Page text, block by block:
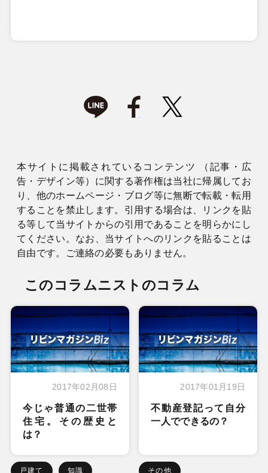
本サイトに掲載されているコンテンツ （記事・広
告・デザイン等）に関する著作権は当社に帰属してお
り、他のホームページ・ブログ等に無断で転載・転用
することを禁止します。引用する場合は、リンクを貼
る等して当サイトからの引用であることを明らかにし
てください。なお、当サイトへのリンクを貼ることは
自由です。ご連絡の必要もありません。
このコラムニストのコラム
2017年02月08日
今じゃ普通の二世帯
住宅。その歴史と
は？
戸建て 知識
2017年01月19日
不動産登記って自分
一人でできるの？
その他